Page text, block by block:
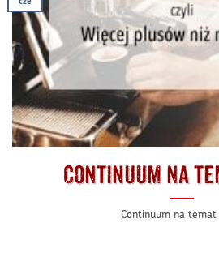
Continuum na
Continuum na temat